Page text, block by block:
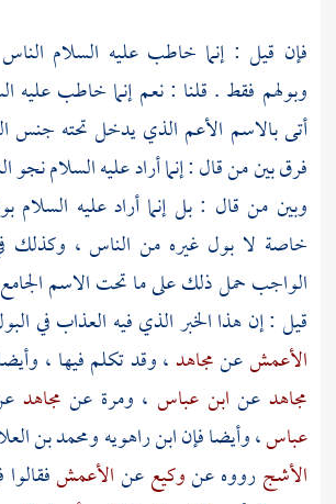
فإن قيل : إنما خاطب عليه السلام الناس
وبولهم فقط . قلنا : نعم إنما خاطب عليه
أتى بالاسم الأعم الذي يدخل تحته جنس
فرق بين من قال : إنما أراد عليه السلام
وبين من قال : بل إنما أراد عليه السلام
خاصة لا بول غيره من الناس ، وكذلك
الواجب حمل ذلك على ما تحت الاسم
قيل : إن هذا الخبر الذي فيه العذاب في
الأعمشعنمجاهد، وقد تكلم فيها ،
مجاهد عن ابن عباس ، ومرة عن مجاهد
عباس، وأيضا فإنابن راهويهومحمد بن
الأشجرووه عنوكيععنالأعمش